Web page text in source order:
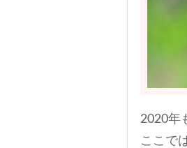
2020年
ここで